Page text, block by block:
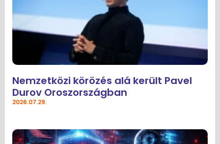
Nemzetközi körözés alá került Pavel
Durov Oroszországban
2026.07.29.